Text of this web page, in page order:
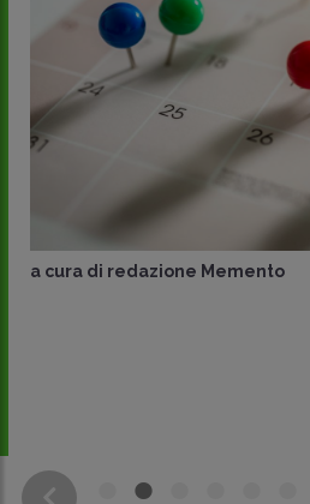
a cura di redazione Memento